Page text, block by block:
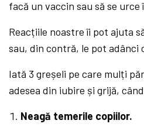
facă un vaccin sau să se urce
Reacțiile noastre îi pot ajuta
sau, din contră, le pot adânci
Iată 3 greșeli pe care mulți
adesea din iubire și grijă,
Neagă temerile copiilor.